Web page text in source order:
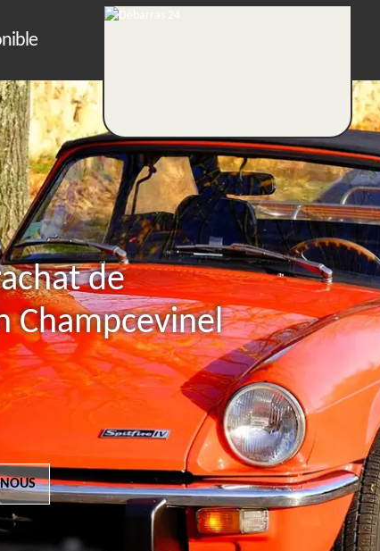
de
Champcevinel